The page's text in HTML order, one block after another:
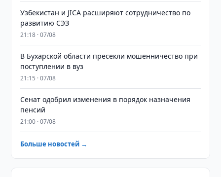
Узбекистан и JICA расширяют сотрудничество по
развитию СЭЗ
21:18 · 07/08
В Бухарской области пресекли мошенничество при
поступлении в вуз
21:15 · 07/08
Сенат одобрил изменения в порядок назначения
пенсий
21:00 · 07/08
Больше новостей →